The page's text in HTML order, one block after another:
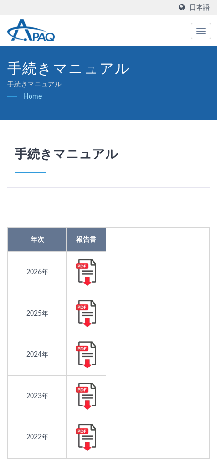
日本語
手続きマニュアル
手続きマニュアル
Home
手続きマニュアル
年次 報告書
2026年
2025年
2024年
2023年
2022年